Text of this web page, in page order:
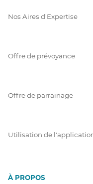
Nos Aires d'Expertise
Offre de prévoyance
Offre de parrainage
Utilisation de
À PROPOS